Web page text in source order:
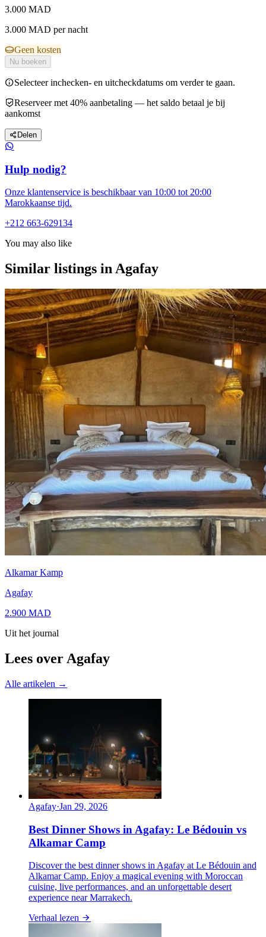
3.000 MAD
3.000 MAD per nacht
Geen kosten
Nu boeken
Selecteer inchecken- en uitcheckdatums om verder te gaan.
Reserveer met 40% aanbetaling — het saldo betaal je bij
aankomst
Delen
Hulp nodig?
Onze klantenservice is beschikbaar van 10:00 tot 20:00
Marokkaanse tijd.
+212 663-629134
You may also like
Similar listings in Agafay
Alkamar Kamp
Agafay
2.900 MAD
Uit het journal
Lees over Agafay
Alle artikelen →
Agafay·Jan 29, 2026
Best Dinner Shows in Agafay: Le Bédouin vs
Alkamar Camp
Discover the best dinner shows in Agafay at Le Bédouin and
Alkamar Camp. Enjoy a magical evening with Moroccan
cuisine, live performances, and an unforgettable desert
experience near Marrakech.
Verhaal lezen